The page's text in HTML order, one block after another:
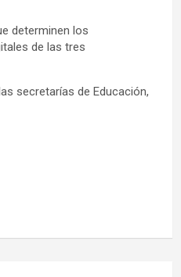
determinen los
de las tres
secretarías de Educación,